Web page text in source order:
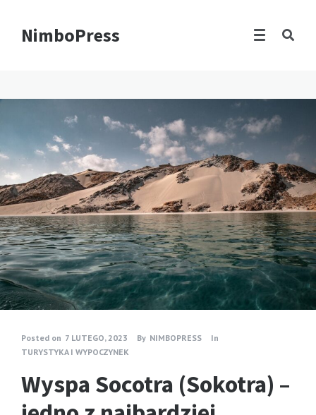
NimboPress
Posted on 7 LUTEGO, 2023 By NIMBOPRESS
In
TURYSTYKA I WYPOCZYNEK
Wyspa Socotra (Sokotra) –